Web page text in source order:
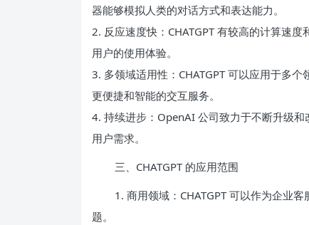
器能够模拟人类的对话方式和表达能力。
2. 反应速度快：CHATGPT 有较高的计算速
用户的使用体验。
3. 多领域适用性：CHATGPT 可以应用于多
更便捷和智能的交互服务。
4. 持续进步：OpenAI 公司致力于不断升级和
用户需求。
三、CHATGPT 的应用范围
1. 商用领域：CHATGPT 可以作为企业
题。